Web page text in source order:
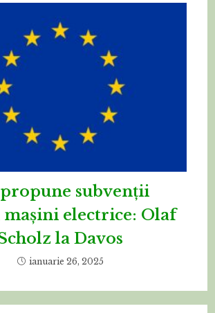
subvenții
electrice: Olaf
la Davos
ianuarie 26, 2025